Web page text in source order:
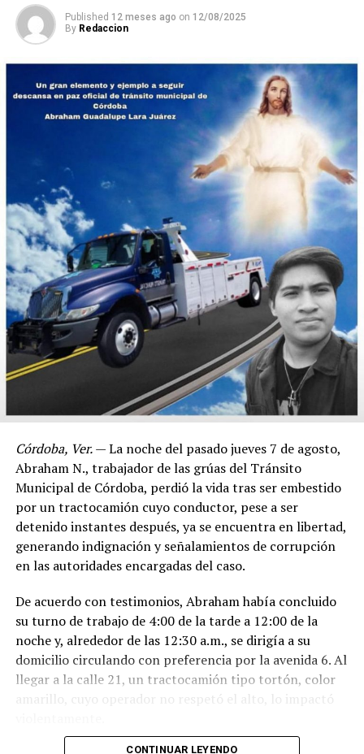
Published 12 meses ago on 12/08/2025
By Redaccion
Córdoba, Ver.— La noche del pasado jueves 7 de agosto,
Abraham N., trabajador de las grúas del Tránsito
Municipal de Córdoba, perdió la vida tras ser embestido
por un tractocamión cuyo conductor, pese a ser
detenido instantes después, ya se encuentra en libertad,
generando indignación y señalamientos de corrupción
en las autoridades encargadas del caso.
De acuerdo con testimonios, Abraham había concluido
su turno de trabajo de 4:00 de la tarde a 12:00 de la
noche y, alrededor de las 12:30 a.m., se dirigía a su
domicilio circulando con preferencia por la avenida 6. Al
llegar a la calle 21, un tractocamión tipo tortón, color
amarillo, cuyo operador no respetó el alto, lo impactó
CONTINUAR LEYENDO